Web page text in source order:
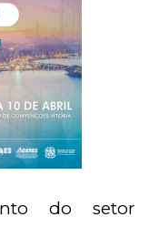
do setor